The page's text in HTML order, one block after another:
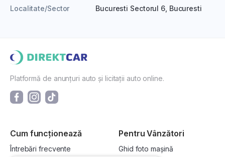
Localitate/Sector
Bucuresti Sectorul 6, Bucuresti
Platformă de anunțuri auto și licitații auto online.
Cum funcționează
Întrebări frecvente
Pentru Vânzători
Ghid foto mașină